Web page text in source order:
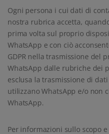
Ogni persona i cui dati di
nostra rubrica accetta,
prima volta sul proprio
WhatsApp e con ciò
GDPR nella trasmissione del
WhatsApp dalle rubriche dei
esclusa la trasmissione di
utilizzano WhatsApp e/o non
WhatsApp.
Per informazioni sullo scopo